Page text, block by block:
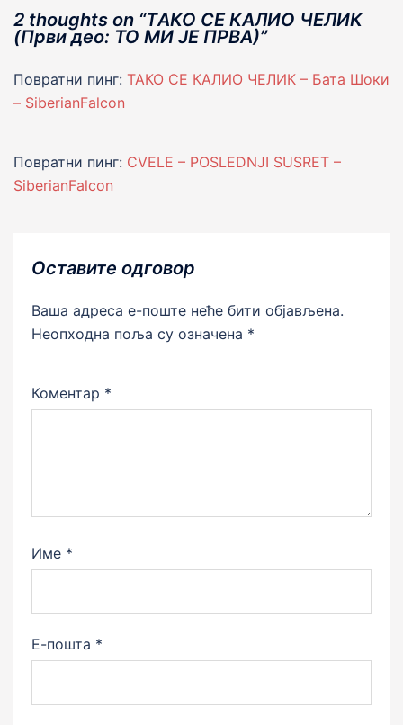
2 thoughts on “TАКО СЕ КАЛИО ЧЕЛИК
(Први део: ТО МИ JЕ ПРВА)”
Повратни пинг: ТАКО СЕ КАЛИО ЧЕЛИК – Бата Шоки
– SiberianFalcon
Повратни пинг: CVELE – POSLEDNJI SUSRET –
SiberianFalcon
Оставите одговор
Ваша адреса е-поште неће бити објављена.
Неопходна поља су означена *
Коментар *
Име *
Е-пошта *